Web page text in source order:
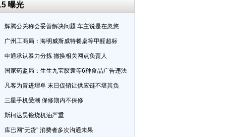
曝光
辉腾公关称会妥善解决问题 车主说是在忽悠
广州工商局：海明威斯威特餐桌等甲醛超标
申通承认暴力分拣 撤换相关网点负责人
国家药监局：生生九宝胶囊等6种食品广告违法
凡客为冒进埋单 末日促销让供应链不堪其负
三星手机受潮 保修期内不保修
斯柯达昊锐烧机油严重
库巴网“无货” 消费者多次沟通未果